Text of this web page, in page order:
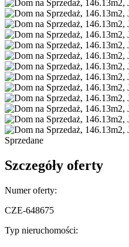
Sprzedane
Szczegóły oferty
Numer oferty:
CZE-648675
Typ nieruchomości: